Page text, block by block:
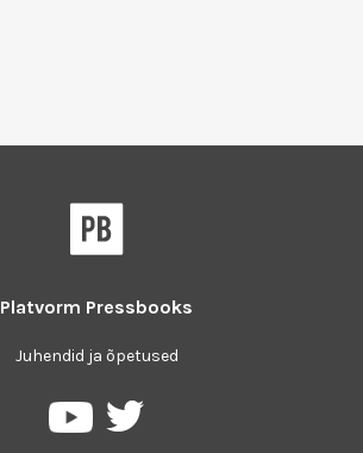
Platvorm Pressbooks
Juhendid ja õpetused
PressbooksPressbooks